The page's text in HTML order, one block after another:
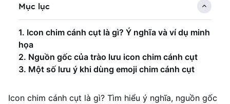
Mục lục
1. Icon chim cánh cụt là gì? Ý nghĩa và ví dụ minh
họa
2. Nguồn gốc của trào lưu icon chim cánh cụt
3. Một số lưu ý khi dùng emoji chim cánh cụt
Icon chim cánh cụt là gì? Tìm hiểu ý nghĩa, nguồn gốc